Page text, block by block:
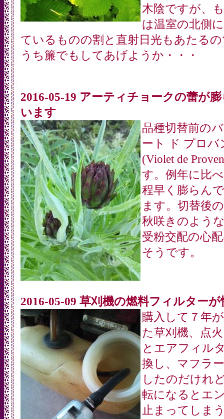
木陰ですが、
は温室の北側
ているものの割と直射日光もあたる
うち簾でもしてあげようか・・・
2016-05-19 アーティチョークの蕾が
います
品種切替前の
ート ド プロバ
(Violet de
す。例年に比
程早く膨らん
ます。切替後
秋咲きのよう
受粉交配の心
そうです。
2016-05-09 草刈機の燃料フィルター
購入して７年
た草刈機、点
とエアフィル
換し、マフラ
したのだけれ
転になるとエ
止まってしま